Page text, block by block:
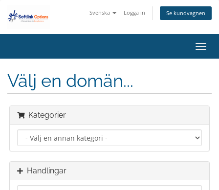
Svenska Logga in Se kundvagnen
Växla
Välj en domän...
Kategorier
Handlingar